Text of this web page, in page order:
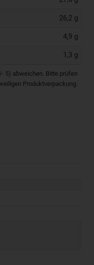
26,2 g
4,9 g
1,3 g
5) abweichen. Bitte prüfen
Produktverpackung.